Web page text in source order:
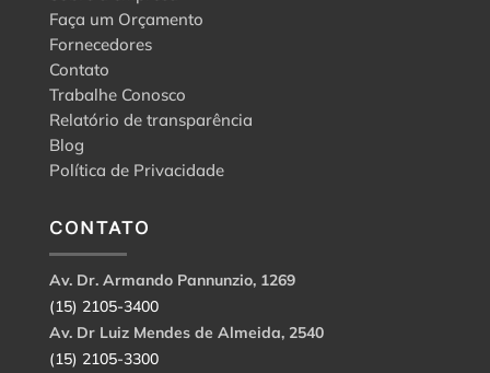
Faça um Orçamento
Fornecedores
Contato
Trabalhe Conosco
Relatório de transparência
Blog
Política de Privacidade
CONTATO
Av. Dr. Armando Pannunzio, 1269
(15) 2105-3400
Av. Dr Luiz Mendes de Almeida, 2540
(15) 2105-3300